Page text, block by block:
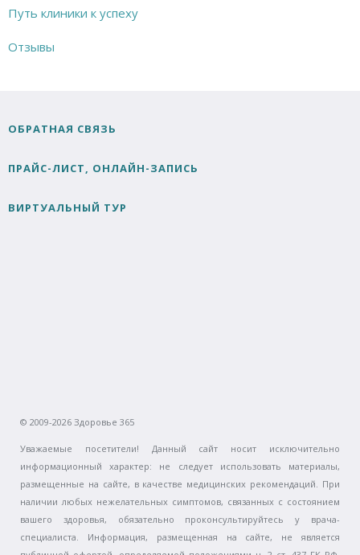
Путь клиники к успеху
Отзывы
ОБРАТНАЯ СВЯЗЬ
ПРАЙС-ЛИСТ, ОНЛАЙН-ЗАПИСЬ
ВИРТУАЛЬНЫЙ ТУР
© 2009-2026 Здоровье 365
Уважаемые посетители! Данный сайт носит исключительно
информационный характер: не следует использовать материалы,
размещенные на сайте, в качестве медицинских рекомендаций. При
наличии любых нежелательных симптомов, связанных с состоянием
вашего здоровья, обязательно проконсультируйтесь у врача-
специалиста. Информация, размещенная на сайте, не является